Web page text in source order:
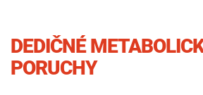
DEDIČNÉ
PORUCHY